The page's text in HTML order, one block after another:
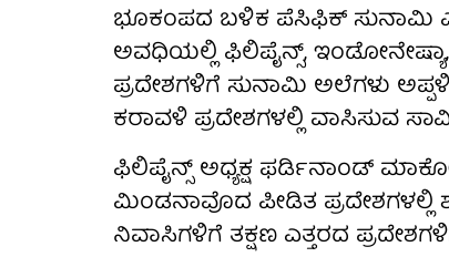
ಭೂಕಂಪದ ಬಳಿಕ ಪೆಸಿಫಿಕ್ ಸುನಾಮಿ
ಅವಧಿಯಲ್ಲಿ ಫಿಲಿಪೈನ್ಸ್‌,
ಪ್ರದೇಶಗಳಿಗೆ ಸುನಾಮಿ ಅಲೆಗಳು
ಕರಾವಳಿ ಪ್ರದೇಶಗಳಲ್ಲಿ ವಾಸಿಸುವ
ಫಿಲಿಪೈನ್ಸ್‌ ಅಧ್ಯಕ್ಷ ಫರ್ಡಿನಾಂಡ್
ಮಿಂಡನಾವೊದ ಪೀಡಿತ ಪ್ರದೇಶಗಳಲ್ಲಿ
ನಿವಾಸಿಗಳಿಗೆ ತಕ್ಷಣ ಎತ್ತರದ